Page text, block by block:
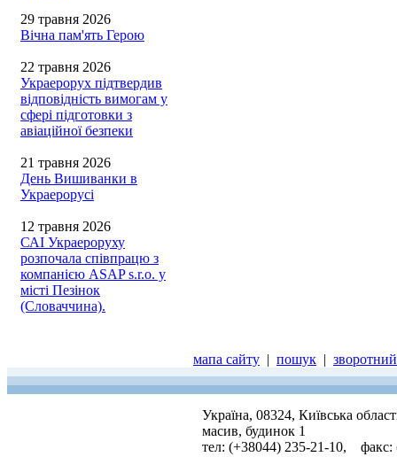
29 травня 2026
Вічна пам'ять Герою
22 травня 2026
Украерорух підтвердив
відповідність вимогам у
сфері підготовки з
авіаційної безпеки
21 травня 2026
День Вишиванки в
Украерорусі
12 травня 2026
САІ Украероруху
розпочала співпрацю з
компанією ASAP s.r.o. у
місті Пезінок
(Словаччина).
мапа сайту | пошук |
Україна, 08324, Київська
масив, будинок 1
тел: (+38044) 235-21-10, факс: